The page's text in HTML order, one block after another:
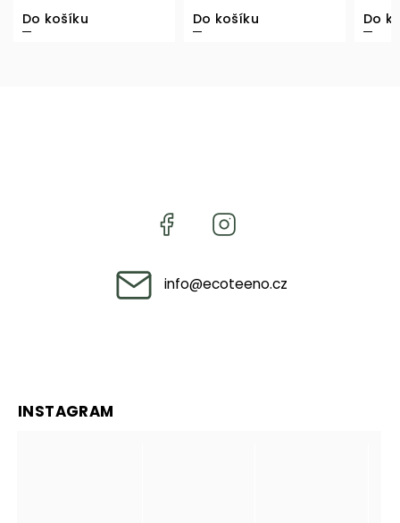
Do košíku Do košíku Do
info@ecoteeno.cz
INSTAGRAM